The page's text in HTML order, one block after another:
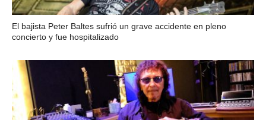
El bajista Peter Baltes sufrió un grave accidente en pleno
concierto y fue hospitalizado